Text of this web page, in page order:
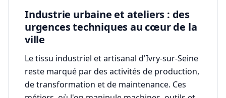
Industrie urbaine et ateliers : des
urgences techniques au cœur de la
ville
Le tissu industriel et artisanal d'Ivry-sur-Seine
reste marqué par des activités de production,
de transformation et de maintenance. Ces